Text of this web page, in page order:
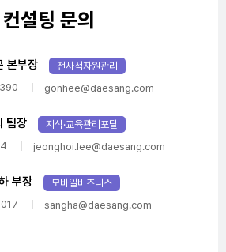
컨설팅 문의
본부장
전사적자원관리
gonhee@daesang.com
팀장
지식·교육관리포탈
jeonghoi.lee@daesang.com
부장
모바일비즈니스
sangha@daesang.com